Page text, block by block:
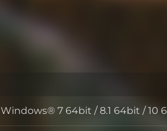
SO
Windows® 7 64bit / 8.1 64bit / 10